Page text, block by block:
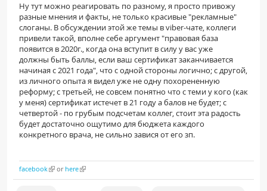
Ну тут можно реагировать по разному, я просто привожу
разные мнения и факты, не только красивые "рекламные"
слоганы. В обсуждении этой же темы в viber-чате, коллеги
привели такой, вполне себе аргумент "правовая база
появится в 2020г., когда она вступит в силу у вас уже
должны быть баллы, если ваш сертификат заканчивается
начиная с 2021 года", что с одной стороны логично; с другой,
из личного опыта я видел уже не одну похорененную
реформу; с третьей, не совсем понятно что с теми у кого (как
у меня) сертификат истечет в 21 году а балов не будет; с
четвертой - по грубым подсчетам коллег, стоит эта радость
будет достаточно ощутимо для бюджета каждого
конкретного врача, не сильно завися от его зп.
facebook or here